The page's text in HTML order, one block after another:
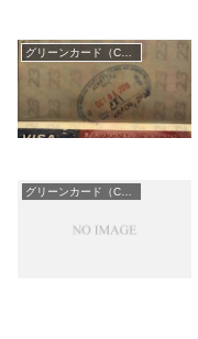
グリーンカード（CR-1ビザ）
グリーンカード（CR-1ビザ）